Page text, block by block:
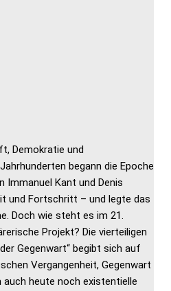
Demokratie und
begann die Epoche
Immanuel Kant und Denis
und Fortschritt – und legte das
Doch wie steht es im 21.
Projekt? Die vierteiligen
Gegenwart“ begibt sich auf
Vergangenheit, Gegenwart
auch heute noch existentielle